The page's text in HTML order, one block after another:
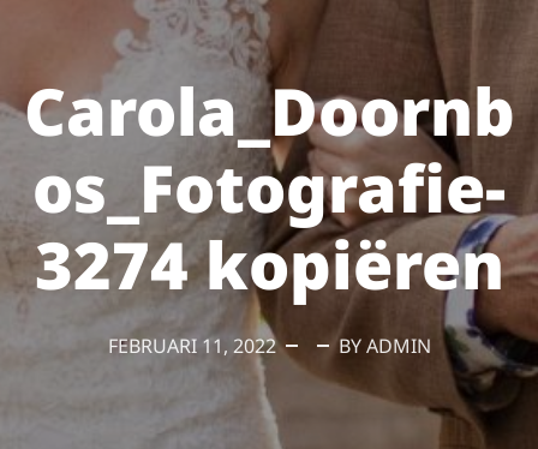
Carola_Doornb
os_Fotografie-
3274 kopiëren
FEBRUARI 11, 2022 BY ADMIN